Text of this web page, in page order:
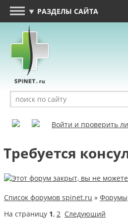
РАЗДЕЛЫ САЙТА
Войти и проверить
Требуется
Список форумов spinet.ru » Форумы
На страницу 1, 2 Следующий